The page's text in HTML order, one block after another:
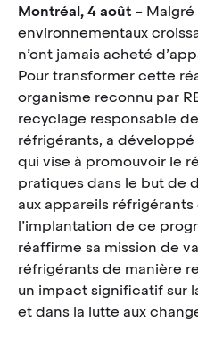
Montréal, 4 août –
environnementaux
n’ont jamais acheté
Pour transformer cette
organisme reconnu par
recyclage responsable
réfrigérants, a développé
qui vise à promouvoir le
pratiques dans le but de
aux appareils
l’implantation de ce
réaffirme sa mission de
réfrigérants de manière
un impact significatif sur
et dans la lutte aux